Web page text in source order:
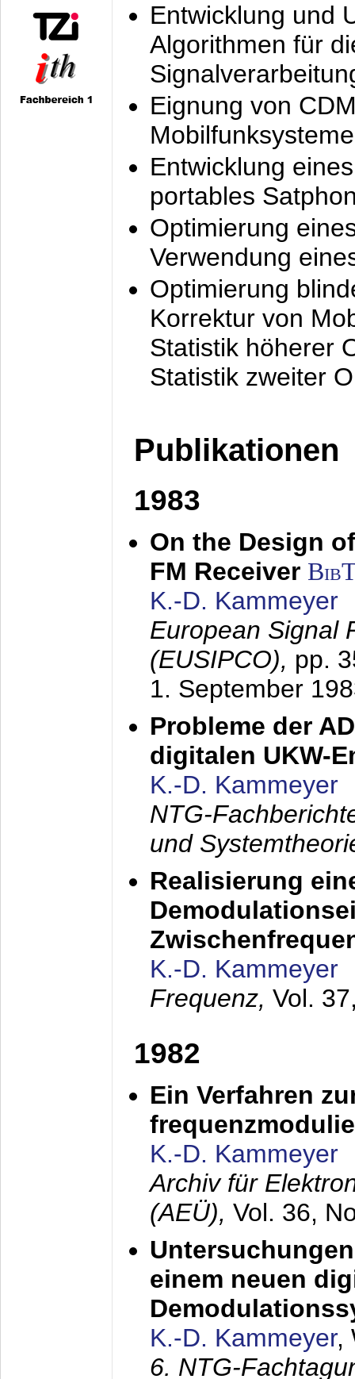
Entwicklung und
Algorithmen für
Eignung von
Mobilfunksysteme
Entwicklung
portables
Optimierung
Verwendung
Optimierung
Korrektur von
Statistik höherer
Statistik zweiter
Publikationen
1983
On the Design
FM Receiver
K.-D. Kammeyer
European Signal
(EUSIPCO), pp.
1. September
Probleme der
digitalen UKW-
K.-D. Kammeyer
NTG-
und
Realisierung
K.-D. Kammeyer
Frequenz, Vol.
1982
Ein Verfahren
K.-D. Kammeyer
Archiv für
(AEÜ), Vol. 36,
einem neuen
K.-D. Kammeyer,
6. NTG-